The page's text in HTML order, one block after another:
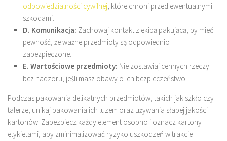
odpowiedzialności cywilnej, które chroni przed ewentualnymi
szkodami.
D. Komunikacja: Zachowaj kontakt z ekipą pakującą, by mieć
pewność, że ważne przedmioty są odpowiednio
zabezpieczone.
E. Wartościowe przedmioty: Nie zostawiaj cennych rzeczy
bez nadzoru, jeśli masz obawy o ich bezpieczeństwo.
Podczas pakowania delikatnych przedmiotów, takich jak szkło czy
talerze, unikaj pakowania ich luzem oraz używania słabej jakości
kartonów. Zabezpiecz każdy element osobno i oznacz kartony
etykietami, aby zminimalizować ryzyko uszkodzeń w trakcie